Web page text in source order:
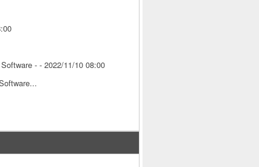
- - 2022/11/10 08:00